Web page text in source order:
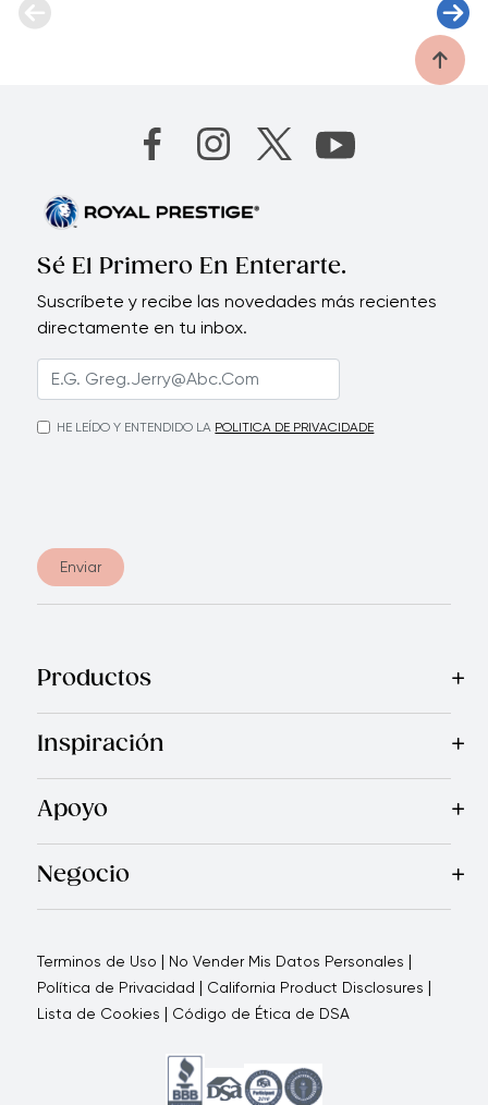
Sé El Primero En Enterarte.
Suscríbete y recibe las novedades más recientes
directamente en tu inbox.
HE LEÍDO Y ENTENDIDO LA POLITICA DE PRIVACIDADE
Enviar
Productos
Mas VendidosCocinaCuchillosVajillasElectrodomésticos
Inspiración
RecetasBlogRoyal TVRevista Royal PrestigePrograma
Apoyo
ContáctanosQuienes SomosGarantía Royal Prestige
Negocio
Por qué elegirnosCómo te apoyamosBlogs -
Terminos de Uso | No Vender Mis Datos Personales |
Política de Privacidad | California Product Disclosures |
Lista de Cookies | Código de Ética de DSA